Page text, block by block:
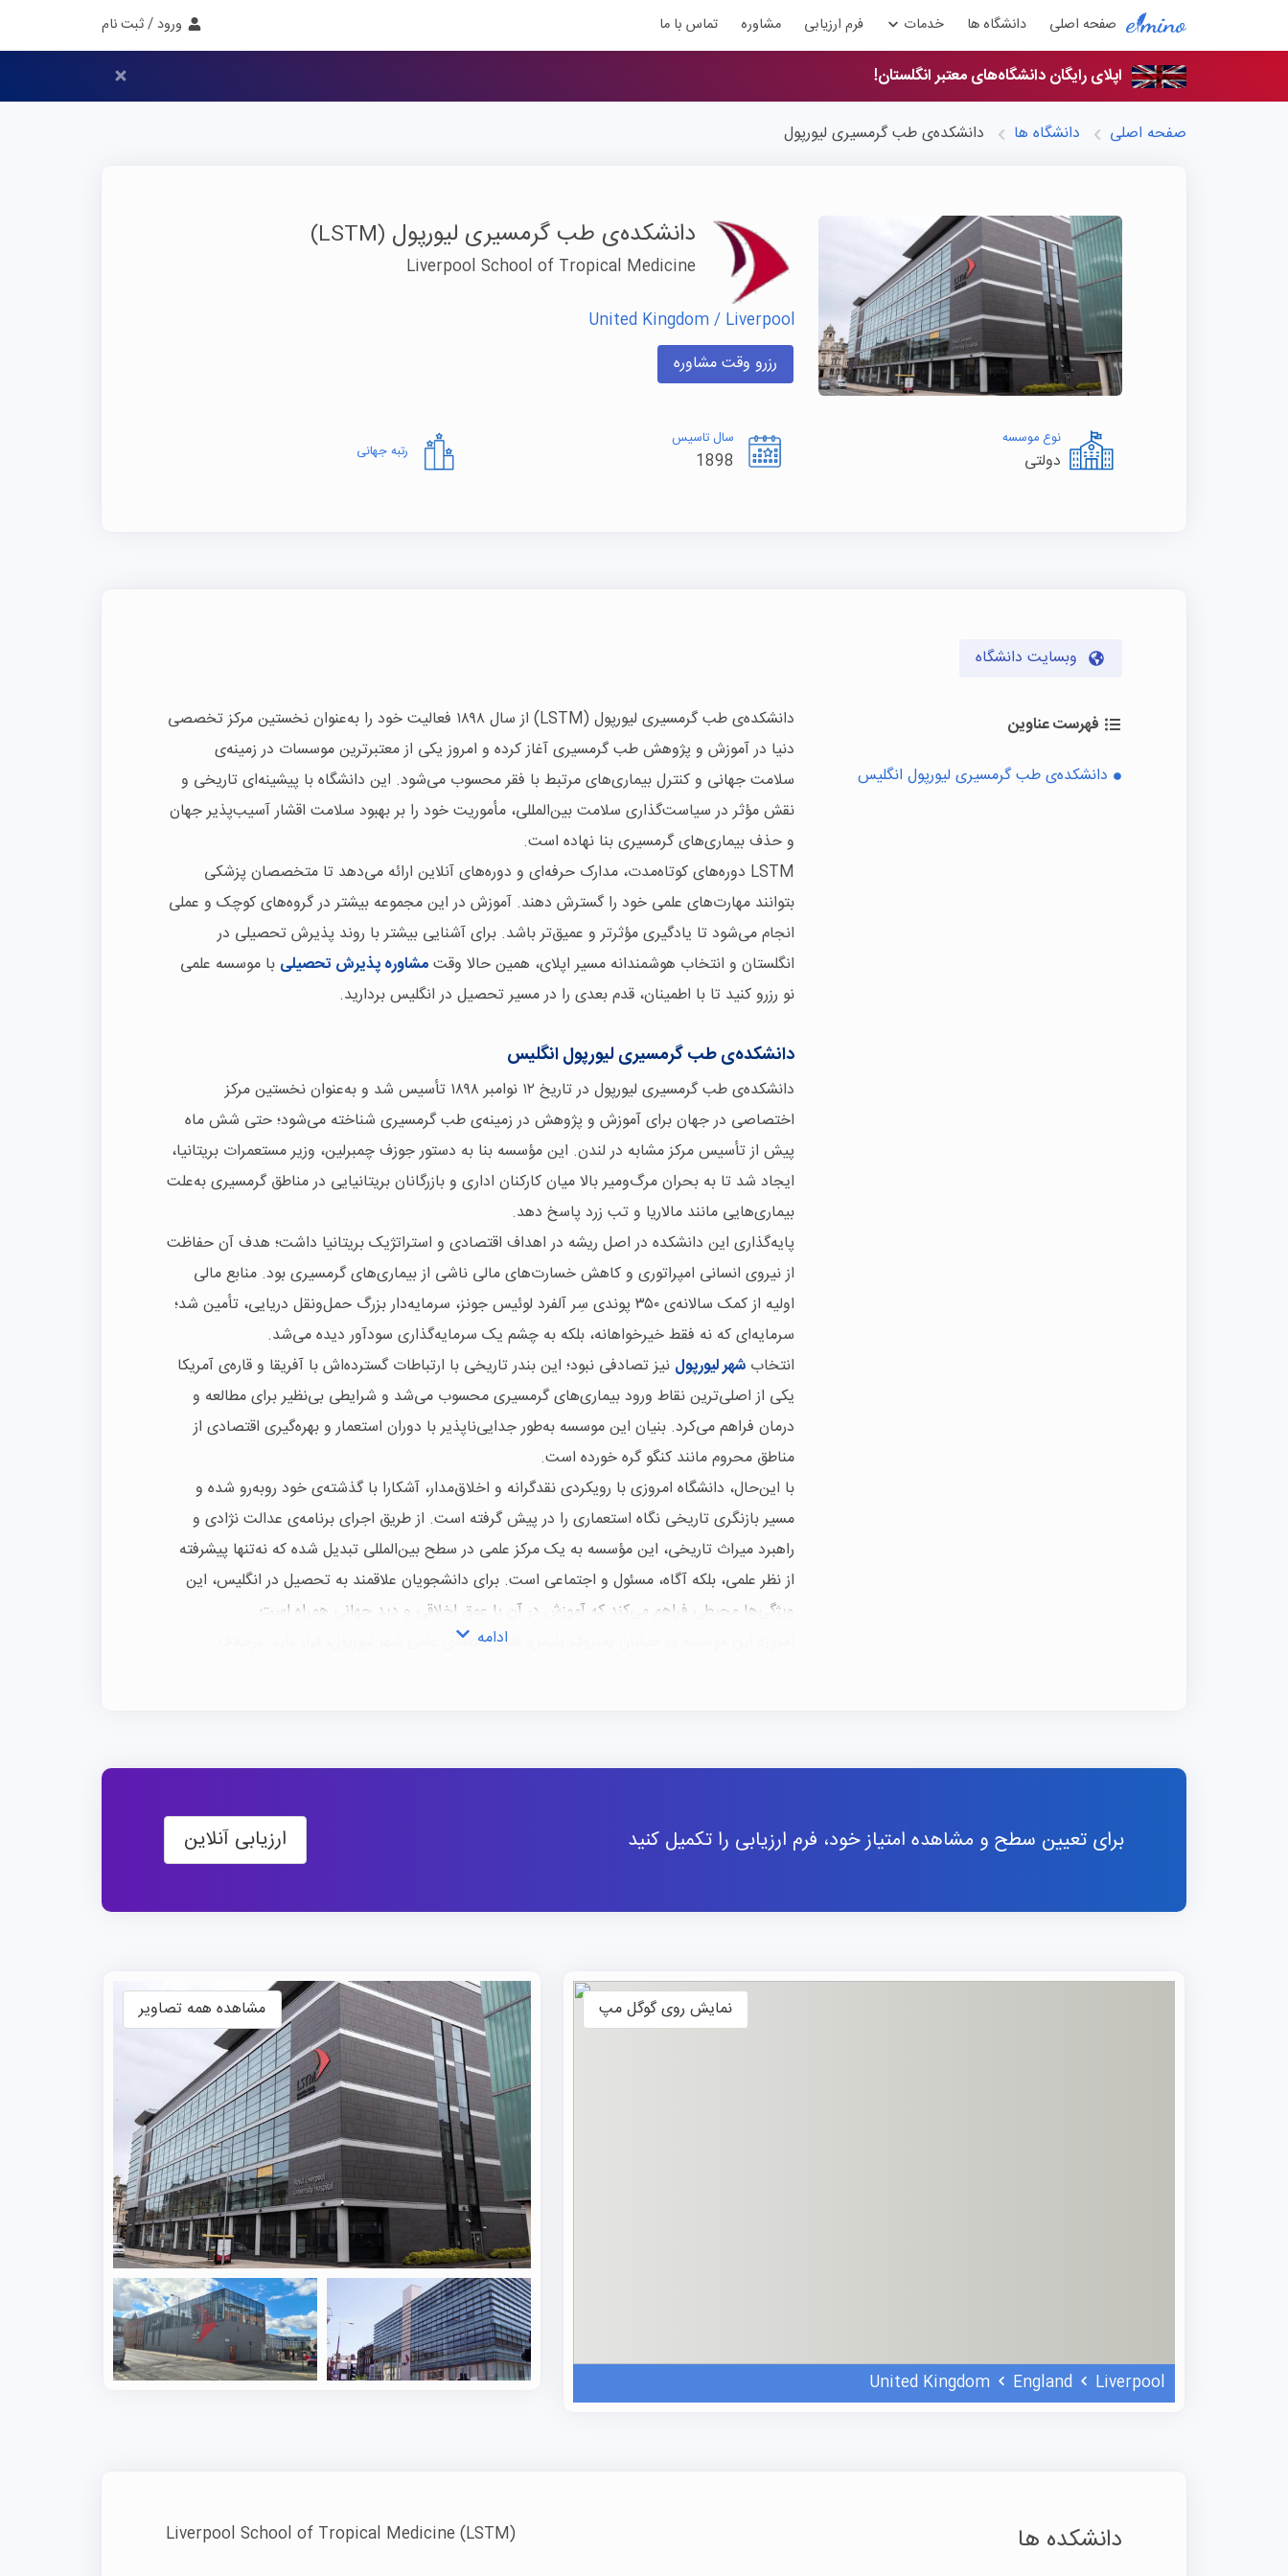
صفحه اصلی دانشگاه ها خدمات فرم ارزیابی مشاوره تماس با ما ورود / ثبت نام
اپلای رایگان دانشگاه‌های معتبر انگلستان!
صفحه اصلی دانشگاه ها دانشکده‌ی طب گرمسیری لیورپول
دانشکده‌ی طب گرمسیری لیورپول (LSTM)
Liverpool School of Tropical Medicine
United Kingdom / Liverpool
رزرو وقت مشاوره
نوع موسسه
دولتی
سال تاسیس
1898 رتبه جهانی
وبسایت دانشگاه
فهرست عناوین
دانشکده‌ی طب گرمسیری لیورپول انگلیس
دانشکده‌ی طب گرمسیری لیورپول (LSTM) از سال ۱۸۹۸ فعالیت خود را به‌عنوان نخستین مرکز تخصصی
دنیا در آموزش و پژوهش طب گرمسیری آغاز کرده و امروز یکی از معتبرترین موسسات در زمینه‌ی
سلامت جهانی و کنترل بیماری‌های مرتبط با فقر محسوب می‌شود. این دانشگاه با پیشینه‌ای تاریخی و
نقش مؤثر در سیاست‌گذاری سلامت بین‌المللی، مأموریت خود را بر بهبود سلامت اقشار آسیب‌پذیر جهان
و حذف بیماری‌های گرمسیری بنا نهاده است.
LSTM دوره‌های کوتاه‌مدت، مدارک حرفه‌ای و دوره‌های آنلاین ارائه می‌دهد تا متخصصان پزشکی
بتوانند مهارت‌های علمی خود را گسترش دهند. آموزش در این مجموعه بیشتر در گروه‌های کوچک و عملی
انجام می‌شود تا یادگیری مؤثرتر و عمیق‌تر باشد. برای آشنایی بیشتر با روند پذیرش تحصیلی در
انگلستان و انتخاب هوشمندانه مسیر اپلای، همین حالا وقتمشاوره پذیرش تحصیلی با موسسه علمی
نو رزرو کنید تا با اطمینان، قدم بعدی را در مسیر تحصیل در انگلیس بردارید.
دانشکده‌ی طب گرمسیری لیورپول انگلیس
دانشکده‌ی طب گرمسیری لیورپول در تاریخ ۱۲ نوامبر ۱۸۹۸ تأسیس شد و به‌عنوان نخستین مرکز
اختصاصی در جهان برای آموزش و پژوهش در زمینه‌ی طب گرمسیری شناخته می‌شود؛ حتی شش ماه
پیش از تأسیس مرکز مشابه در لندن. این مؤسسه بنا به دستور جوزف چمبرلین، وزیر مستعمرات بریتانیا،
ایجاد شد تا به بحران مرگ‌ومیر بالا میان کارکنان اداری و بازرگانان بریتانیایی در مناطق گرمسیری به‌علت
بیماری‌هایی مانند مالاریا و تب زرد پاسخ دهد.
پایه‌گذاری این دانشکده در اصل ریشه در اهداف اقتصادی و استراتژیک بریتانیا داشت؛ هدف آن حفاظت
از نیروی انسانی امپراتوری و کاهش خسارت‌های مالی ناشی از بیماری‌های گرمسیری بود. منابع مالی
اولیه از کمک سالانه‌ی ۳۵۰ پوندی سِر آلفرد لوئیس جونز، سرمایه‌دار بزرگ حمل‌ونقل دریایی، تأمین شد؛
سرمایه‌ای که نه فقط خیرخواهانه، بلکه به چشم یک سرمایه‌گذاری سودآور دیده می‌شد.
انتخاب شهر لیورپول نیز تصادفی نبود؛ این بندر تاریخی با ارتباطات گسترده‌اش با آفریقا و قاره‌ی آمریکا
یکی از اصلی‌ترین نقاط ورود بیماری‌های گرمسیری محسوب می‌شد و شرایطی بی‌نظیر برای مطالعه و
درمان فراهم می‌کرد. بنیان این موسسه به‌طور جدایی‌ناپذیر با دوران استعمار و بهره‌گیری اقتصادی از
مناطق محروم مانند کنگو گره خورده است.
با این‌حال، دانشگاه امروزی با رویکردی نقدگرانه و اخلاق‌مدار، آشکارا با گذشته‌ی خود روبه‌رو شده و
مسیر بازنگری تاریخی نگاه استعماری را در پیش گرفته است. از طریق اجرای برنامه‌ی عدالت نژادی و
راهبرد میراث تاریخی، این مؤسسه به یک مرکز علمی در سطح بین‌المللی تبدیل شده که نه‌تنها پیشرفته
از نظر علمی، بلکه آگاه، مسئول و اجتماعی است. برای دانشجویان علاقمند به تحصیل در انگلیس، این
ویژگی‌ها محیطی فراهم می‌کند که آموزش در آن با عمق اخلاقی و دید جهانی همراه است.
امروزه این موسسه در خیابان پمبروک پلیس، قلب منطقه‌ی علمی شهر لیورپول، قرار دارد. برخلاف
علمی این مؤسسه را نشان می‌دهد. اگر قصدتحصیل در انگلیسدر دانشگاهی با چنین پیشینه و اعتبار
مجرب آغاز کنید.
LSTM جزو دانشگاه‌های جامع بزرگ که در رنکینگ‌های اصلی مثل QS یا Times Higher Education
در رتبه‌بندی جهانی CWUR ۲۰۲۵، این دانشکده در رتبه‌ی ۱۱۴۴ از میان بیش از ۲۱ هزار مؤسسه قرار گرفته
و در ۵.۴ درصد برتر جهان جای دارد. بر اساس رنکینگ شانگهای (ARWU)، جایگاه جهانی مؤسسه در
مؤسسه‌ی منتخب کشور به‌عنوان ارائه‌دهنده‌ی آموزش تخصصی سطح جهانی قرار داده است. در رتبه‌بندی
در ایمنی‌شناسی رتبه‌ی جهانی ۲۱۷ و در میکروبیولوژی بازه‌ی ۳۰۱ تا ۳۵۰ را به خود اختصاص داده
اگر هدفتان، تحصیل در انگلیس همراه با تجربه‌ی پژوهشی سطح بالا و اعتبار جهانی‌ست، مؤسسه‌ی
علمی‌نو با مجوز رسمی انگلستان می‌تواند مسیر پذیرش در این دانشکده‌ی برجسته را برایتان ساده و
رشته های دانشکده‌ی طب گرمسیری لیورپول
LSTM مجموعه‌ای تخصصی با تمرکز کامل بر حوزه‌ی سلامت جهانی و بیماری‌های عفونی است و
ساختار آموزشی‌اش برخلاف دانشگاه‌های بزرگ، شامل دانشکده‌های جداگانه نیست. فعالیت‌های آموزشی
ادامه
برای تعیین سطح و مشاهده امتیاز خود، فرم ارزیابی را تکمیل کنید ارزیابی آنلاین
نمایش روی گوگل مپ
United Kingdom England Liverpool
مشاهده همه تصاویر
دانشکده ها Liverpool School of Tropical Medicine (LSTM)